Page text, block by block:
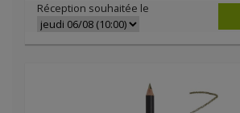
Réception souhaitée le